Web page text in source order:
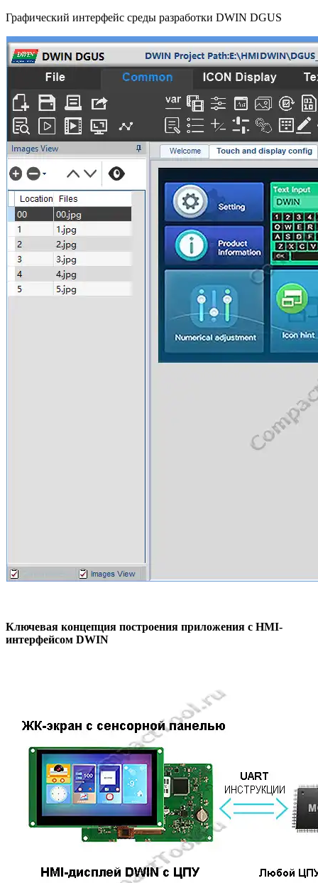
Графический интерфейс среды разработки DWIN DGUS
Ключевая концепция построения приложения с HMI-
интерфейсом DWIN